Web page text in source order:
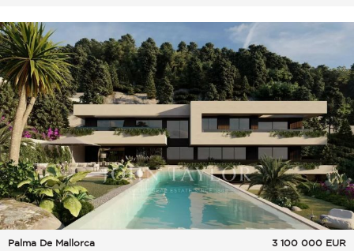
Palma De Mallorca
3 100 000 EUR